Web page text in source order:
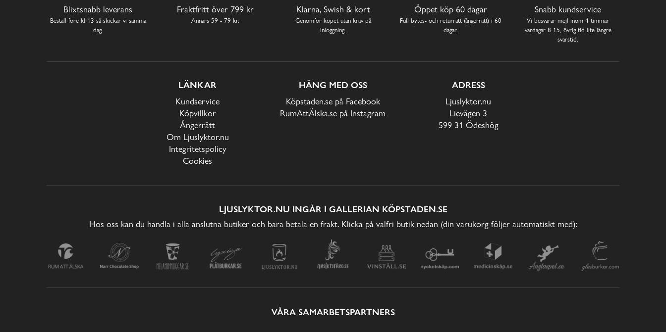
Blixtsnabb leverans
Beställ före kl 13 så skickar vi samma
dag.
Fraktfritt över 799 kr
Annars 59 - 79 kr.
Klarna, Swish & kort
Genomför köpet utan krav på
inloggning.
Öppet köp 60 dagar
Full bytes- och returrätt (ångerrätt) i 60
dagar.
Snabb kundservice
Vi besvarar mejl inom 4 timmar
vardagar 8-15, övrig tid lite längre
svarstid.
LÄNKAR
Kundservice
Köpvillkor
Ångerrätt
Om Ljuslyktor.nu
Integritetspolicy
Cookies
HÄNG MED OSS
Köpstaden.se på Facebook
RumAttÄlska.se på Instagram
ADRESS
Ljuslyktor.nu
Lievägen 3
599 31 Ödeshög
LJUSLYKTOR.NU INGÅR I GALLERIAN KÖPSTADEN.SE
Hos oss kan du handla i alla anslutna butiker och bara betala en frakt. Klicka på valfri butik nedan (din varukorg följer automatiskt med):
VÅRA SAMARBETSPARTNERS